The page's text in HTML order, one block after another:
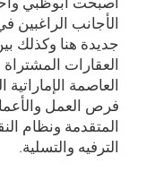
الأجانب الراغبين
جديدة هنا وكذلك
العقارات
العاصمة
فرص العمل
المتقدمة ونظام
الترفيه والتسلية.